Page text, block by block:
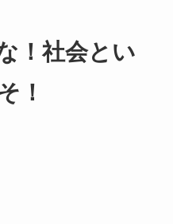
！社会とい
！